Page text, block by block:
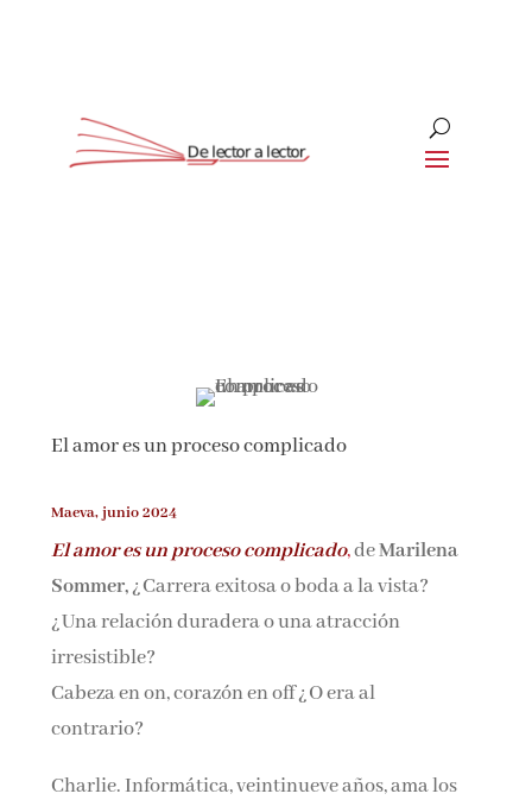
El amor es un proceso complicado
Maeva, junio 2024
El amor es un proceso complicado,deMarilena
Sommer,¿Carrera exitosa o boda a la vista?
¿Una relación duradera o una atracción
irresistible?
Cabeza en on, corazón en off ¿O era al
contrario?
Charlie. Informática, veintinueve años, ama los
Suscríbete
Únete a nuestra comunidad de amantes de la
Nombre*
Por favor, acepta los